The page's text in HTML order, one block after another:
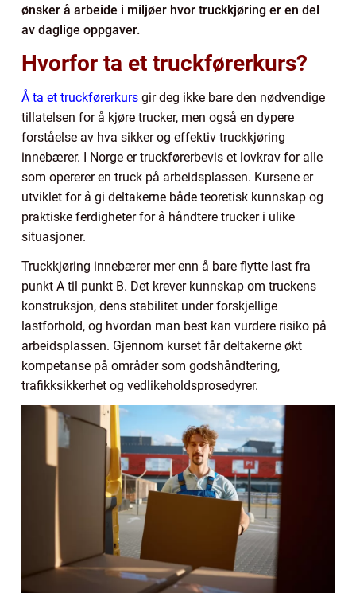
ønsker å arbeide i miljøer hvor truckkjøring er en del
av daglige oppgaver.
Hvorfor ta et truckførerkurs?
Å ta et truckførerkurs gir deg ikke bare den nødvendige
tillatelsen for å kjøre trucker, men også en dypere
forståelse av hva sikker og effektiv truckkjøring
innebærer. I Norge er truckførerbevis et lovkrav for alle
som opererer en truck på arbeidsplassen. Kursene er
utviklet for å gi deltakerne både teoretisk kunnskap og
praktiske ferdigheter for å håndtere trucker i ulike
situasjoner.
Truckkjøring innebærer mer enn å bare flytte last fra
punkt A til punkt B. Det krever kunnskap om truckens
konstruksjon, dens stabilitet under forskjellige
lastforhold, og hvordan man best kan vurdere risiko på
arbeidsplassen. Gjennom kurset får deltakerne økt
kompetanse på områder som godshåndtering,
trafikksikkerhet og vedlikeholdsprosedyrer.